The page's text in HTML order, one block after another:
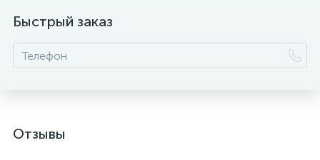
Быстрый заказ
Отзывы